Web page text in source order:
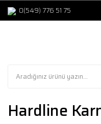
0(549) 776 51 75
Hardline